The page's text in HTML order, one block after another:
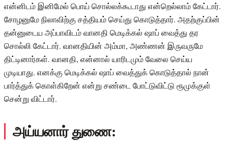
என்னிடம் இனிமேல் பொய் சொல்லக்கூடாது என்றெல்லாம் கேட்டார்.
சோழனுமே நிலாவிற்கு சத்தியம் செய்து கொடுத்தார். அதற்குப்பின்
தன்னுடைய அப்பாவிடம் வானதி மெடிக்கல் ஷாப் வைத்து தர
சொல்லி கேட்டார். வானதியின் அம்மா, அண்ணன் இருவருமே
திட்டினார்கள். வானதி, என்னால் யாரிடமும் வேலை செய்ய
முடியாது. எனக்கு மெடிக்கல் ஷாப் வைத்துக் கொடுத்தால் நான்
பார்த்துக் கொள்கிறேன் என்று சண்டை போட்டுவிட்டு ரூமுக்குள்
சென்று விட்டார்.
அய்யனார் துணை: